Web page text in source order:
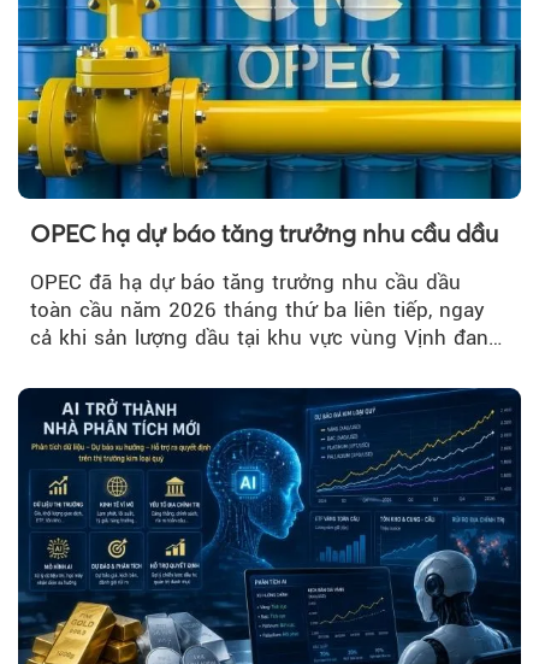
OPEC hạ dự báo tăng trưởng nhu cầu dầu
OPEC đã hạ dự báo tăng trưởng nhu cầu dầu
toàn cầu năm 2026 tháng thứ ba liên tiếp, ngay
cả khi sản lượng dầu tại khu vực vùng Vịnh đang